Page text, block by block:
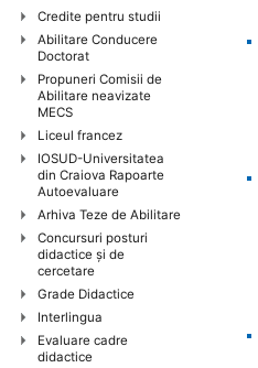
Credite pentru studii
Abilitare Conducere
Doctorat
Propuneri Comisii de
Abilitare neavizate
MECS
Liceul francez
IOSUD-Universitatea
din Craiova Rapoarte
Autoevaluare
Arhiva Teze de Abilitare
Concursuri posturi
didactice şi de
cercetare
Grade Didactice
Interlingua
Evaluare cadre
didactice